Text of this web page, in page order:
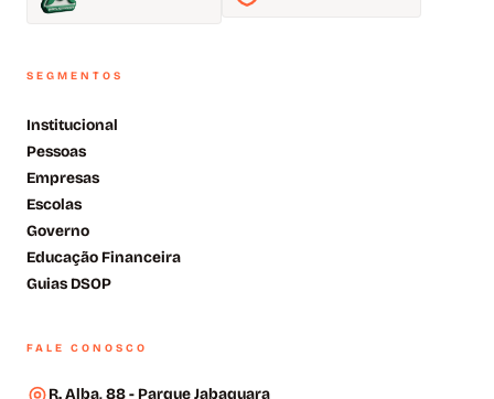
SEGMENTOS
Institucional
Pessoas
Empresas
Escolas
Governo
Educação Financeira
Guias DSOP
FALE CONOSCO
R. Alba, 88 - Parque Jabaquara